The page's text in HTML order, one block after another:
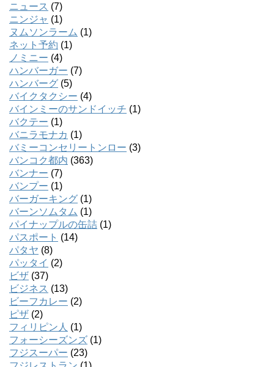
ニュース (7)
ニンジャ (1)
ヌムソンラーム (1)
ネット予約 (1)
ノミニー (4)
ハンバーガー (7)
ハンバーグ (5)
バイクタクシー (4)
バインミーのサンドイッチ (1)
バクテー (1)
バニラモナカ (1)
バミーコンセリートンロー (3)
バンコク都内 (363)
バンナー (7)
バンプー (1)
バーガーキング (1)
バーンソムタム (1)
パイナップルの缶詰 (1)
パスポート (14)
パタヤ (8)
パッタイ (2)
ビザ (37)
ビジネス (13)
ビーフカレー (2)
ピザ (2)
フィリピン人 (1)
フォーシーズンズ (1)
フジスーパー (23)